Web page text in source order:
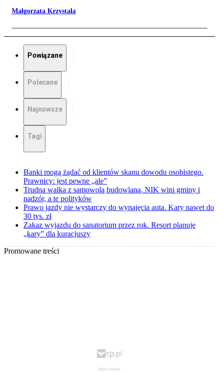
Małgorzata Krzystała
Powiązane
Polecane
Najnowsze
Tagi
Banki mogą żądać od klientów skanu dowodu osobistego.
Prawnicy: jest pewne „ale”
Trudna walka z samowolą budowlaną. NIK wini gminy i
nadzór, a te polityków
Prawo jazdy nie wystarczy do wynajęcia auta. Kary nawet do
30 tys. zł
Zakaz wyjazdu do sanatorium przez rok. Resort planuje
„kary” dla kuracjuszy
Promowane treści